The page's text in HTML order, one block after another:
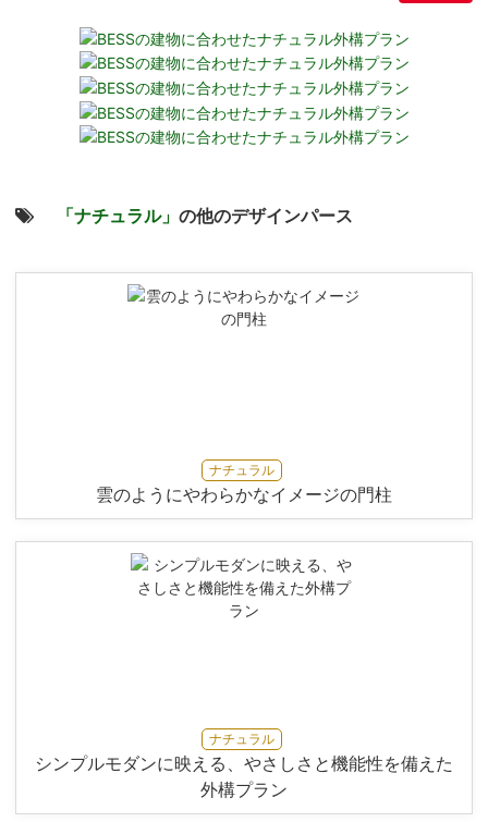
「ナチュラル」 の他のデザインパース
ナチュラル
雲のようにやわらかなイメージの門柱
ナチュラル
シンプルモダンに映える、やさしさと機能性を備えた
外構プラン